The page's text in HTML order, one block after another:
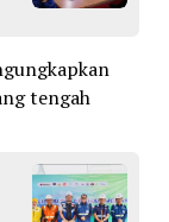
tengah